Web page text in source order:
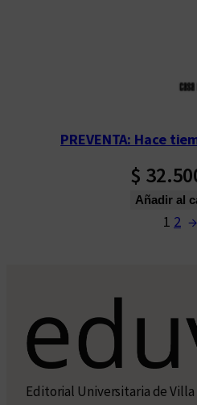
PREVENTA: Hace
$
Añadir al
1 2 →
Editorial Universitaria de Villa